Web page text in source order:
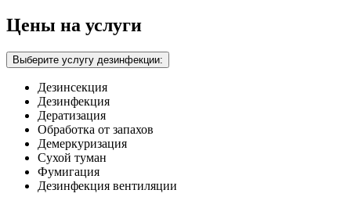
Цены на услуги
Выберите услугу дезинфекции:
Дезинсекция
Дезинфекция
Дератизация
Обработка от запахов
Демеркуризация
Сухой туман
Фумигация
Дезинфекция вентиляции